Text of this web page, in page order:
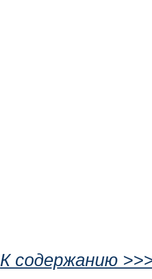
К содержанию